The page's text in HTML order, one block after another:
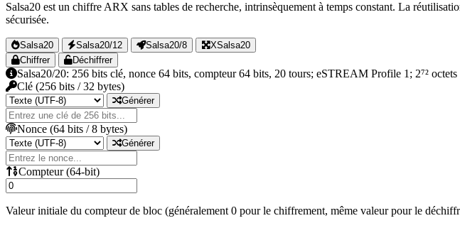
Salsa20 est un chiffre ARX sans tables de recherche, intrinsèquement à temps constant. La
sécurisée.
Salsa20 Salsa20/12 Salsa20/8
XSalsa20
Chiffrer
Déchiffrer
Salsa20/20: 256 bits clé, nonce 64 bits, compteur 64 bits, 20 tours; eSTREAM Profile 1; 2⁷²
Clé (256 bits / 32 bytes)
Générer
Nonce (64 bits / 8 bytes)
Générer
Compteur (64-bit)
Valeur initiale du compteur de bloc (généralement 0 pour le chiffrement, même valeur pour le